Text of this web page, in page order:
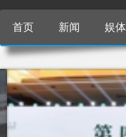
首页 新闻 娱体